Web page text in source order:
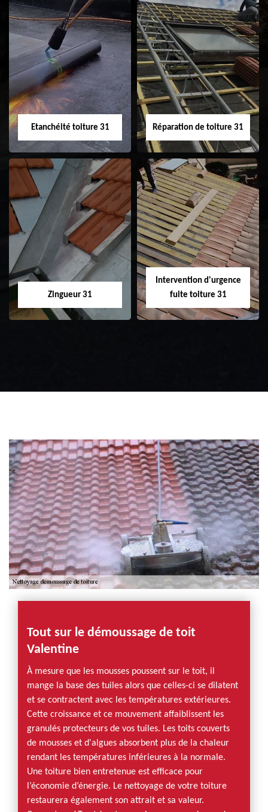
Peinture sur tuile
31
Nettoyage
demoussage de
toiture 31
Etanchéité toiture 31
Etanchéité toiture
31
Réparation de toiture 31
Réparation de
toiture 31
Zingueur 31
Intervention d'urgence
fuite toiture 31
Tout sur le démoussage de toit
Valentine
À mesure que les mousses poussent sur le toit, il
mange la base des tuiles alors que celles-ci se dilatent
et se contractent avec les températures extérieures.
Cette croissance et ce mouvement affaiblissent les
granulés protecteurs de vos tuiles. Les toits couverts
de mousses et d'algues absorbent plus de la chaleur
rendant les températures inférieures à la normale.
Une toiture bien entretenue est efficace pour
l’économie d’énergie. Le nettoyage de votre toiture
restaurera également son attrait et sa valeur.